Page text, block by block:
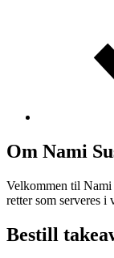
Om Nami
Velkommen til Nami
retter som serveres i
Bestill